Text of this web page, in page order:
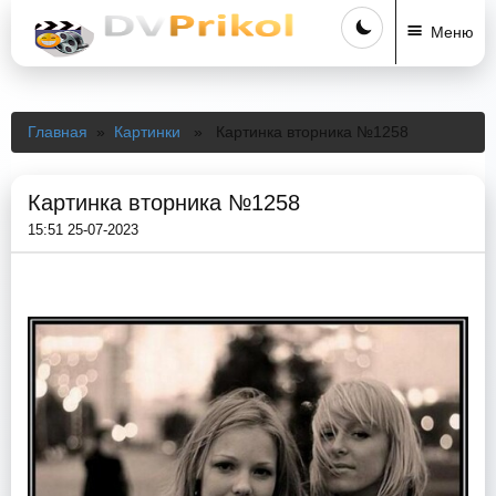
Меню
Главная » Картинки » Картинка вторника №1258
Картинка вторника №1258
15:51 25-07-2023